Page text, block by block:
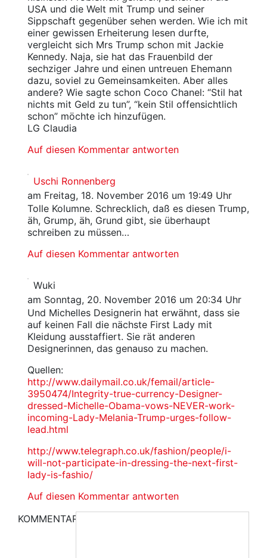
USA und die Welt mit Trump und seiner
Sippschaft gegenüber sehen werden. Wie ich mit
einer gewissen Erheiterung lesen durfte,
vergleicht sich Mrs Trump schon mit Jackie
Kennedy. Naja, sie hat das Frauenbild der
sechziger Jahre und einen untreuen Ehemann
dazu, soviel zu Gemeinsamkeiten. Aber alles
andere? Wie sagte schon Coco Chanel: “Stil hat
nichts mit Geld zu tun”, “kein Stil offensichtlich
schon” möchte ich hinzufügen.
LG Claudia
Auf diesen Kommentar antworten
Uschi Ronnenberg
am Freitag, 18. November 2016 um 19:49 Uhr
Tolle Kolumne. Schrecklich, daß es diesen Trump,
äh, Grump, äh, Grund gibt, sie überhaupt
schreiben zu müssen…
Auf diesen Kommentar antworten
Wuki
am Sonntag, 20. November 2016 um 20:34 Uhr
Und Michelles Designerin hat erwähnt, dass sie
auf keinen Fall die nächste First Lady mit
Kleidung ausstaffiert. Sie rät anderen
Designerinnen, das genauso zu machen.
Quellen:
http://www.dailymail.co.uk/femail/article-
3950474/Integrity-true-currency-Designer-
dressed-Michelle-Obama-vows-NEVER-work-
incoming-Lady-Melania-Trump-urges-follow-
lead.html
http://www.telegraph.co.uk/fashion/people/i-
will-not-participate-in-dressing-the-next-first-
lady-is-fashio/
Auf diesen Kommentar antworten
KOMMENTAR